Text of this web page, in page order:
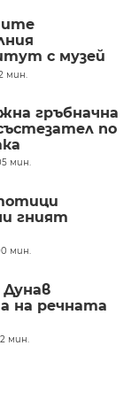
с музей
мин.
гръбначна
по
мин.
гният
мин.
на речната
мин.